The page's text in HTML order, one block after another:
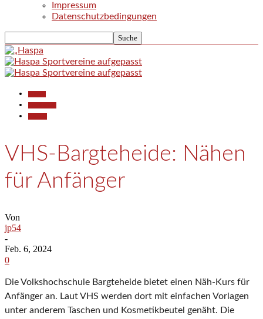
Impressum
Datenschutzbedingungen
VHS-Bargteheide: Nähen
für Anfänger
Von
jp54
-
Feb. 6, 2024
0
Die Volkshochschule Bargteheide bietet einen Näh-Kurs für
Anfänger an. Laut VHS werden dort mit einfachen Vorlagen
unter anderem Taschen und Kosmetikbeutel genäht. Die